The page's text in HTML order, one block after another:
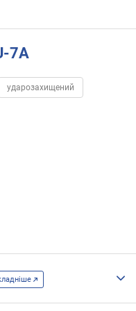
7A
ударозахищений